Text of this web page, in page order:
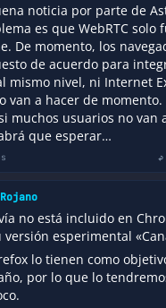
noticia por parte de
es que WebRTC solo
De momento, los
de acuerdo para
mismo nivel, ni Internet
van a hacer de momento.
muchos usuarios no van
que esperar…
↩
no está incluido en
versión esperimental
lo tienen como
por lo que lo